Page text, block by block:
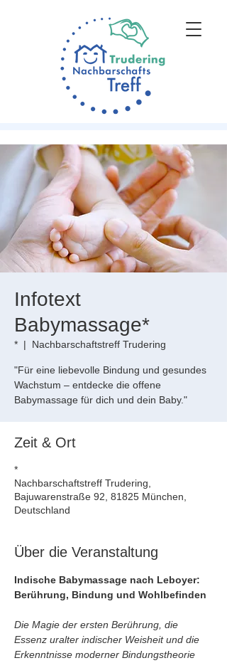
Infotext
Babymassage*
*
  |
Nachbarschaftstreff Trudering
"Für eine liebevolle Bindung und gesundes
Wachstum – entdecke die offene
Babymassage für dich und dein Baby."
Zeit & Ort
*
Nachbarschaftstreff Trudering,
Bajuwarenstraße 92, 81825 München,
Deutschland
Über die Veranstaltung
Indische Babymassage nach Leboyer:
Berührung, Bindung und Wohlbefinden
Die Magie der ersten Berührung, die
Essenz uralter indischer Weisheit und die
Erkenntnisse moderner Bindungstheorie